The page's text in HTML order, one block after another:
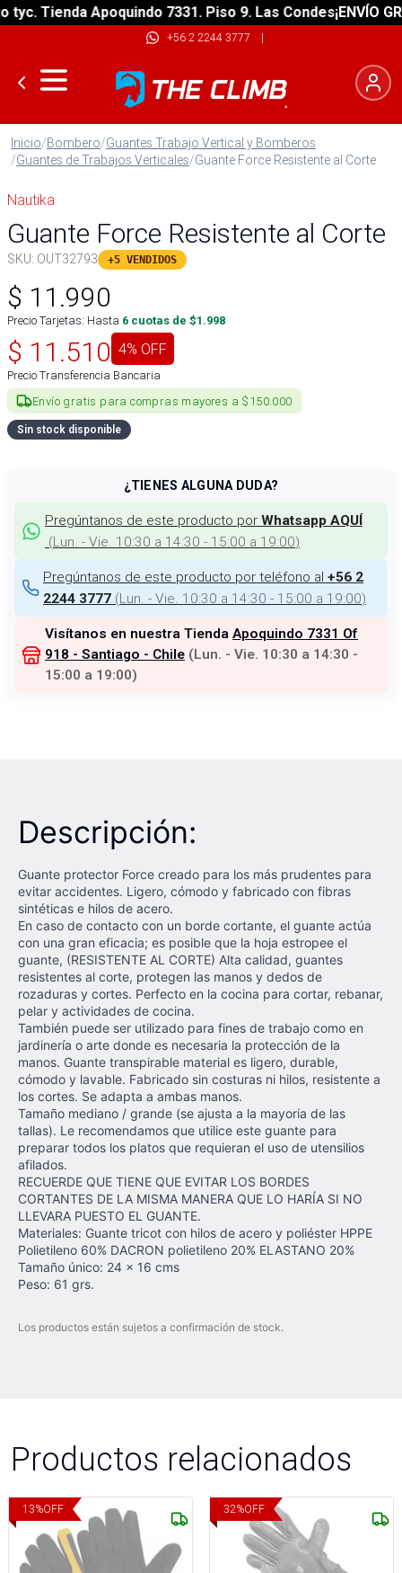
Tienda Apoquindo 7331. Piso 9. Las Condes¡ENVÍO
+56 2 2244 3777 |
Inicio/Bombero/Guantes Trabajo Vertical y Bomberos
/Guantes de Trabajos Verticales/Guante Force Resistente al Corte
Nautika
Guante Force Resistente al Corte
SKU: OUT32793 +5 VENDIDOS
$ 11.990
Precio Tarjetas: Hasta 6 cuotas de $1.998
$ 11.510 4% OFF
Precio Transferencia Bancaria
Envío gratis para compras mayores a $150.000
Sin stock disponible
¿TIENES ALGUNA DUDA?
Pregúntanos de este producto por Whatsapp AQUÍ
(Lun. - Vie. 10:30 a 14:30 - 15:00 a 19:00)
Pregúntanos de este producto por teléfono al +56 2
2244 3777 (Lun. - Vie. 10:30 a 14:30 - 15:00 a 19:00)
Visítanos en nuestra Tienda Apoquindo 7331 Of
918 - Santiago - Chile (Lun. - Vie. 10:30 a 14:30 -
15:00 a 19:00)
Descripción:
Guante protector Force creado para los más prudentes para
evitar accidentes. Ligero, cómodo y fabricado con fibras
sintéticas e hilos de acero.
En caso de contacto con un borde cortante, el guante actúa
con una gran eficacia; es posible que la hoja estropee el
guante, (RESISTENTE AL CORTE) Alta calidad, guantes
resistentes al corte, protegen las manos y dedos de
rozaduras y cortes. Perfecto en la cocina para cortar, rebanar,
pelar y actividades de cocina.
También puede ser utilizado para fines de trabajo como en
jardinería o arte donde es necesaria la protección de la
manos. Guante transpirable material es ligero, durable,
cómodo y lavable. Fabricado sin costuras ni hilos, resistente a
los cortes. Se adapta a ambas manos.
Tamaño mediano / grande (se ajusta a la mayoria de las
tallas). Le recomendamos que utilice este guante para
preparar todos los platos que requieran el uso de utensilios
afilados.
RECUERDE QUE TIENE QUE EVITAR LOS BORDES
CORTANTES DE LA MISMA MANERA QUE LO HARÍA SI NO
LLEVARA PUESTO EL GUANTE.
Materiales: Guante tricot con hilos de acero y poliéster HPPE
Polietileno 60% DACRON polietileno 20% ELASTANO 20%
Tamaño único: 24 x 16 cms
Peso: 61 grs.
Los productos están sujetos a confirmación de stock.
Productos relacionados
13%OFF 32%OFF